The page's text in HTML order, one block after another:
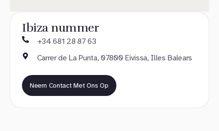
Ibiza nummer
+34 681 28 87 63
Carrer de La Punta, 07800 Eivissa, Illes Balears
Neem Contact Met Ons Op